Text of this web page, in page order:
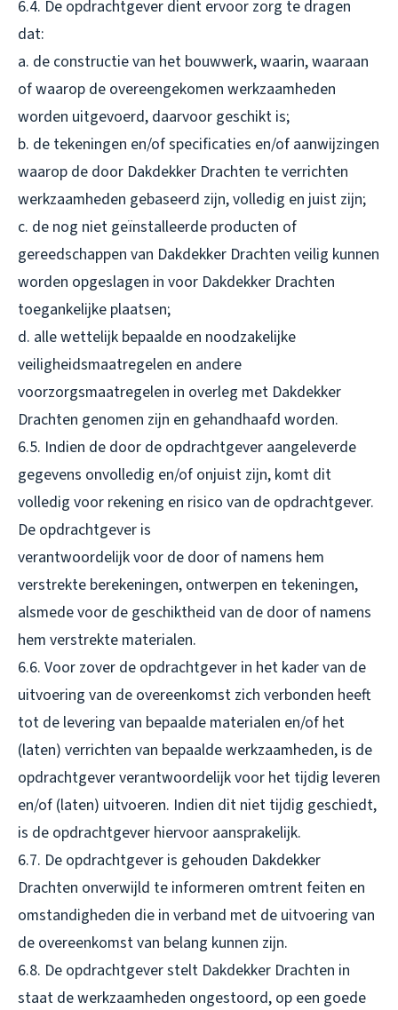
6.4. De opdrachtgever dient ervoor zorg te dragen
dat:
a. de constructie van het bouwwerk, waarin, waaraan
of waarop de overeengekomen werkzaamheden
worden uitgevoerd, daarvoor geschikt is;
b. de tekeningen en/of specificaties en/of aanwijzingen
waarop de door Dakdekker Drachten te verrichten
werkzaamheden gebaseerd zijn, volledig en juist zijn;
c. de nog niet geïnstalleerde producten of
gereedschappen van Dakdekker Drachten veilig kunnen
worden opgeslagen in voor Dakdekker Drachten
toegankelijke plaatsen;
d. alle wettelijk bepaalde en noodzakelijke
veiligheidsmaatregelen en andere
voorzorgsmaatregelen in overleg met Dakdekker
Drachten genomen zijn en gehandhaafd worden.
6.5. Indien de door de opdrachtgever aangeleverde
gegevens onvolledig en/of onjuist zijn, komt dit
volledig voor rekening en risico van de opdrachtgever.
De opdrachtgever is
verantwoordelijk voor de door of namens hem
verstrekte berekeningen, ontwerpen en tekeningen,
alsmede voor de geschiktheid van de door of namens
hem verstrekte materialen.
6.6. Voor zover de opdrachtgever in het kader van de
uitvoering van de overeenkomst zich verbonden heeft
tot de levering van bepaalde materialen en/of het
(laten) verrichten van bepaalde werkzaamheden, is de
opdrachtgever verantwoordelijk voor het tijdig leveren
en/of (laten) uitvoeren. Indien dit niet tijdig geschiedt,
is de opdrachtgever hiervoor aansprakelijk.
6.7. De opdrachtgever is gehouden Dakdekker
Drachten onverwijld te informeren omtrent feiten en
omstandigheden die in verband met de uitvoering van
de overeenkomst van belang kunnen zijn.
6.8. De opdrachtgever stelt Dakdekker Drachten in
staat de werkzaamheden ongestoord, op een goede